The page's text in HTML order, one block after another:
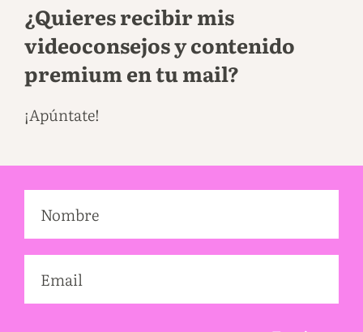
¿Quieres recibir mis
videoconsejos y contenido
premium en tu mail?
¡Apúntate!